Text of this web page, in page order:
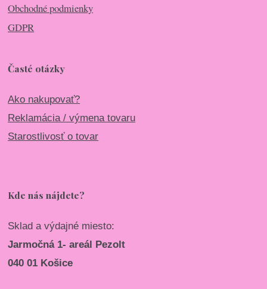
Obchodné podmienky
GDPR
Časté otázky
Ako nakupovať?
Reklamácia / výmena tovaru
Starostlivosť o tovar
Kde nás nájdete?
Sklad a výdajné miesto:
Jarmočná 1- areál Pezolt
040 01 Košice